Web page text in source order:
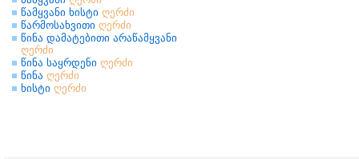
წამყვანი ხისტი ღერძი
წარმოსახვითი ღერძი
წინა დამატებითი არაწამყვანი
ღერძი
წინა საყრდენი ღერძი
წინა ღერძი
ხისტი ღერძი